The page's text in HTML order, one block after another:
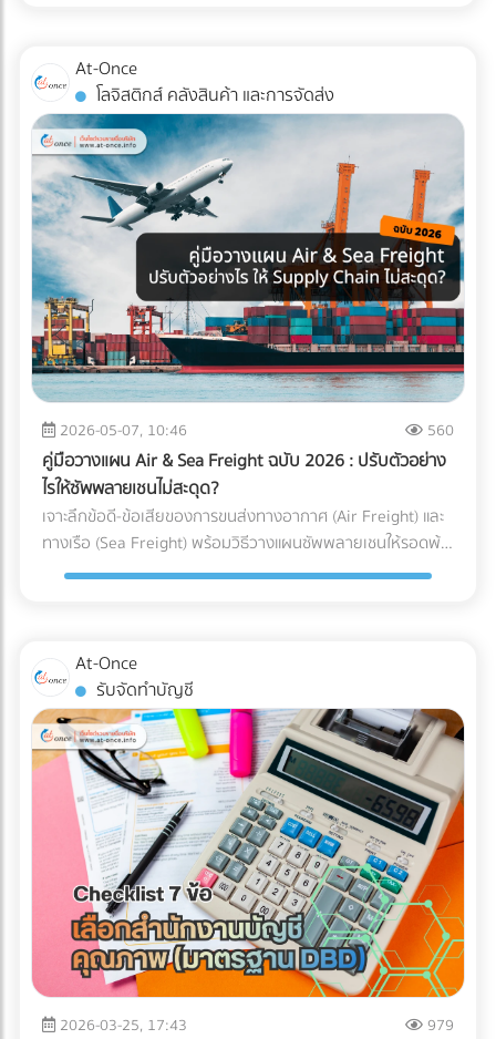
ป้องกันอุบัติเหตุ เหมาะกับใคร?: อาคารที่มีรูปทรงตัว L อยู่แล้ว,
คลังสินค้าที่ต้องการแยกประเภทรถบรรทุกขาเข้าและขาออกแบบ
เด็ดขาด (เช่น รถเทรลเลอร์ส่งของเข้าทางด้านหน้า รถกระบะรับ
ของออกทางด้านข้าง) เช็กลิสต์: เลือก Layout แบบไหนให้ตอบ
โจทย์ที่สุด? หากคุณกำลังจะสร้างคลังสินค้าใหม่ หรือรีโนเวทคลัง
เดิม ลองใช้ 3 คำถามนี้เป็นตัวกรองครับ: ลักษณะอาคารของคุณ
เป็นแบบไหน? (หากมีประตูฝั่งเดียว = บังคับตัว U, หากมีประตู
หน้า-หลัง = ทำตัว I ได้) คุณใช้รถโฟล์คลิฟต์กี่คัน? (ถ้างบจำกัด
และมีรถน้อย การใช้ผังตัว U จะช่วยให้บริหารการใช้รถโฟล์คลิฟต์
ได้คุ้มค่ากว่า) ความเร็วหรือพื้นที่ สำคัญกว่ากัน? (ตัว U เน้น
ประหยัดพื้นที่และยืดหยุ่น ส่วนตัว I เน้นความเร็วและลดคอขวด)
กำลังมองหาผู้เชี่ยวชาญด้านคลังสินค้าอยู่หรือเปล่า? การ
ออกแบบ Layout ที่ดีเป็นเพียงจุดเริ่มต้น การก่อสร้างโครงสร้าง
ที่แข็งแรง การติดตั้งชั้นวาง (Racking System) ที่ได้มาตรฐาน
และการวางระบบคลังสินค้า (WMS) คือฟันเฟืองที่ช่วยให้ธุรกิจ
ของคุณเติบโตอย่างมั่นคง หากคุณกำลังมองหา บริษัทรับเหมา
ก่อสร้างคลังสินค้า, ผู้ให้บริการออกแบบและติดตั้งระบบชั้นวาง
(Racking), หรือผู้ให้บริการ Logistics มืออาชีพ... ไม่ต้องเสีย
เวลาเสิร์ชหาให้ยุ่งยาก!
แต่ยังทำให้ข้อมูลวิ่งตรงเข้าสู่ระบบของสรรพากรอย่างแม่นยำและ
ไร้รอยต่อ 3. กระทบยอด (Reconcile) บัญชีและสต็อกสินค้า
อย่างสม่ำเสมอ ข้อผิดพลาดสุดคลาสสิกของ SME คือการ "ดอง
เอกสาร" ไว้ทำทีเดียวตอนสิ้นปี ซึ่งในยุคที่สรรพากรเห็นข้อมูล e-
Payment ของคุณแทบจะแบบ Real-time การรอแก้ปัญหาตอน
สิ้นปีถือว่าสายเกินไป วิธีแก้: ต้องทำการ "กระทบยอดบัญชี"
ระหว่าง Statement ธนาคาร กับสมุดบัญชีรายวันเป็นประจำ "ทุก
เดือน" รวมถึงต้องมีการนับสต็อกสินค้าให้ตรงกับตัวเลขในระบบ
อยู่เสมอ หากพบความผิดปกติจะได้ปรับปรุงแก้ไขได้ทันท่วงที 3
เหตุผลที่ธุรกิจยุค 2026 ขาด “สำนักงานบัญชีมืออาชีพ” ไม่ได้
การจ้างสำนักงานบัญชีที่ได้มาตรฐาน เป็นได้มากกว่าแค่งาน
ธุรการหรือผู้คีย์ข้อมูล ราคาที่ต้องจ่าย "ไม่ใช่ความสิ้นเปลือง แต่
คือการลงทุน" ที่ช่วยชี้ชะตาความอยู่รอดขององค์กรด้วย 3
เหตุผลหลัก ดังนี้: 1. เป็นเครื่องดักจับ Red Flags ก่อนถึงมือ AI
สรรพากร สำนักงานบัญชีมืออาชีพ (ที่มี CPA หรือ CPD ดูแล) จะ
ทำหน้าที่เป็น “แนวป้องกันแรก” ตรวจสอบความสอดคล้องของ
ตัวเลข (Reconciliation) เทียบเคียงสัดส่วนรายได้และค่าใช้จ่ายให้
สมเหตุสมผล และช่วยอุดรอยรั่วของข้อมูลก่อนยื่นต่อกรม
สรรพากร 2. เปลี่ยนผ่านการยื่นเอกสารกระดาษ สู่ Digital Tax
อย่างไร้รอยต่อ สำนักงานบัญชียุคใหม่จะมีเครื่องมือและ
ว่าข้อมูลทุกเส้นทางเงินถูกส่งเข้าระบบอย่างถูกต้อง 100% 3.
ยกระดับบทบาทสู่ "Virtual CFO" (ที่ปรึกษาทางการเงินส่วนตัว)
บทบาทของนักบัญชีในปี 2026 ไม่ได้จบแค่การปิดงบ แต่คนเก่งๆ
จะนำ Data มาวิเคราะห์เพื่อวางแผนกลยุทธ์ ไม่ว่าจะเป็นการหา
ช่องทางใช้สิทธิประโยชน์ทางภาษีอย่างถูกต้อง การประเมินผลกระ
ทบจากภาษีคาร์บอน (Carbon Tax) ไปจนถึงการจัดทำงบการเงิน
ให้พร้อมสำหรับการสเกลธุรกิจ บทสรุป: AI ไม่ได้ถูกสร้างมาเพื่อ
จับผิดคนทำถูก แต่สร้างมาเพื่อหา "ความย้อนแย้งของ Data"
ดังนั้น ตราบใดที่งบการเงินและเอกสารทางภาษีของคุณ
สอดคล้องกับความเป็นจริง AI ของสรรพากรก็ไม่ใช่เรื่องที่น่า
กลัวแต่อย่างใด ไม่แพ้คู่แข่ง ไม่พลาดเรื่องภาษี!
At-Once
โลจิสติกส์ คลังสินค้า และการจัดส่ง
2026-05-07, 10:46 560
คู่มือวางแผน Air & Sea Freight ฉบับ 2026 : ปรับตัวอย่าง
ไรให้ซัพพลายเชนไม่สะดุด?
เจาะลึกข้อดี-ข้อเสียของการขนส่งทางอากาศ (Air Freight) และ
ทางเรือ (Sea Freight) พร้อมวิธีวางแผนซัพพลายเชนให้รอดพ้น
ทุกวิกฤต ค้นหาพาร์ทเนอร์โลจิสติกส์ได้ที่ At-Once
At-Once
รับจัดทำบัญชี
2026-03-25, 17:43 979